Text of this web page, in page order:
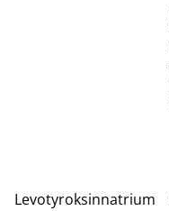
Levotyroksinnatrium